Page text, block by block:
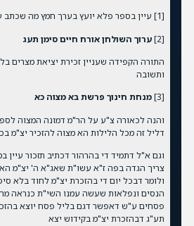
[1]
עיין בספר פלא יועץ בערך חמץ מה שכתב
[2]
ערוך השולחן אורח חיים סימן תעג
התורה הקפידה שעניין זכירת יציאת מצרים
ותשובה
[3]
מנחת חינוך פרשת בא מצוה כא
והנה לכאורה צ"ע על הר"מ דמונה המצוה
דליל זה מכל הלילות הא מצוה להזכיר יצ"מ
וגם א"ל דתמיד די בהרהור דכתיב תזכור עיין
צריך הגדה בפה ז"א עשו"ת שאג"א ה' יצ"מ
ולומר דבכל יום די בהזכרת יצ"מ לחוד בלא
הנסים ונפלאות שעשה עמנו השי"ת כנראה
פסחים ע"ש דאפשר דגם בליל פסח יוצא
תע"ג דבהזכרת יצ"מ בקידוש יצא